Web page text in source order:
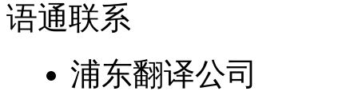
语通联系
浦东翻译公司